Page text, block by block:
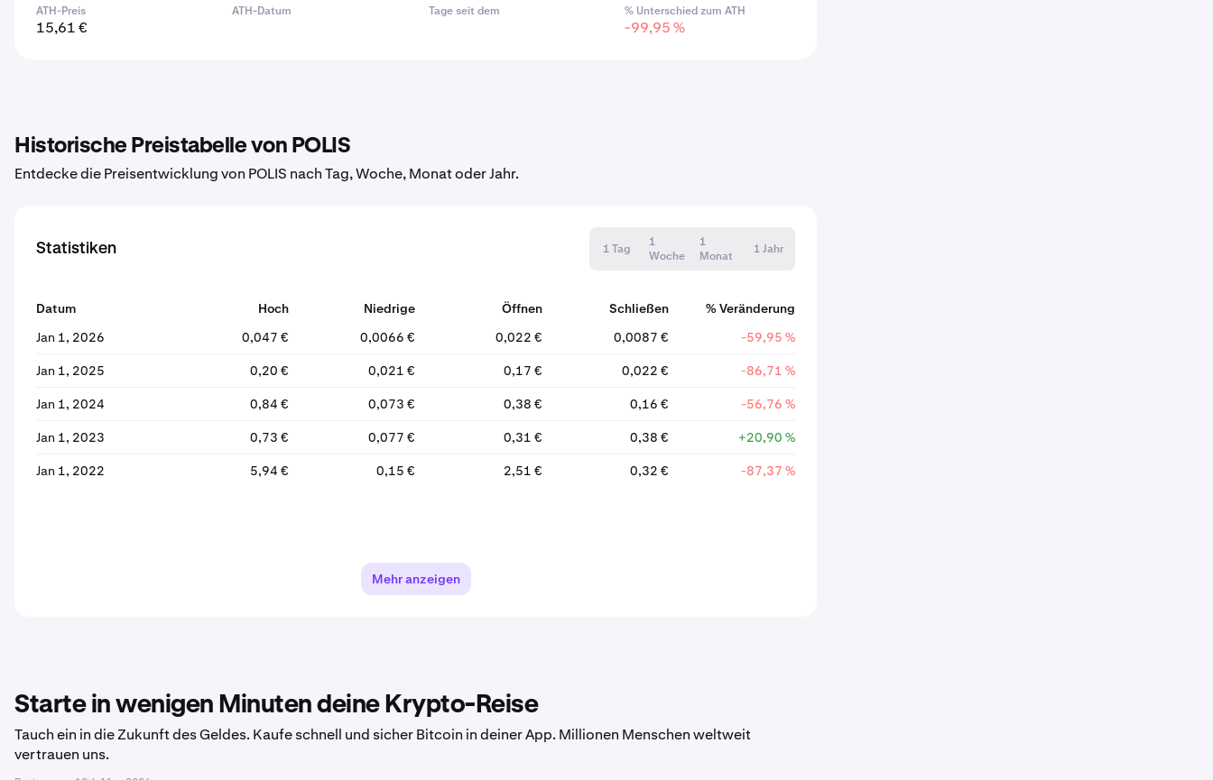
ATH-Preis
15,61 €
ATH-Datum Tage seit dem % Unterschied zum ATH
-99,95 %
Historische Preistabelle von POLIS
Entdecke die Preisentwicklung von POLIS nach Tag, Woche, Monat oder Jahr.
Statistiken 1 Tag
1
Woche
1
Monat
1 Jahr
Datum Hoch Niedrige Öffnen Schließen
% Veränderung
Jan 1, 2026
0,047 € 0,0066 € 0,022 € 0,0087 € -59,95 %
Jan 1, 2025 0,20 € 0,021 € 0,17 € 0,022 € -86,71 %
Jan 1, 2024 0,84 € 0,073 € 0,38 € 0,16 € -56,76 %
Jan 1, 2023 0,73 € 0,077 € 0,31 € 0,38 € +20,90 %
Jan 1, 2022 5,94 € 0,15 € 2,51 € 0,32 € -87,37 %
Mehr anzeigen
Starte in wenigen Minuten deine Krypto-Reise
Tauch ein in die Zukunft des Geldes. Kaufe schnell und sicher Bitcoin in deiner App. Millionen Menschen weltweit
vertrauen uns.